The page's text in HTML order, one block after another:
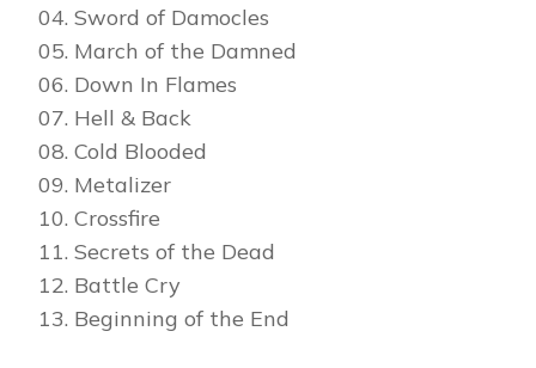
04. Sword of Damocles
05. March of the Damned
06. Down In Flames
07. Hell & Back
08. Cold Blooded
09. Metalizer
10. Crossfire
11. Secrets of the Dead
12. Battle Cry
13. Beginning of the End